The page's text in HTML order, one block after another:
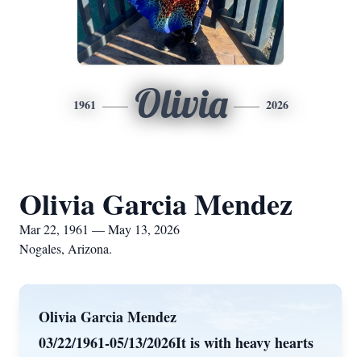
1961 Olivia 2026
Olivia Garcia Mendez
Mar 22, 1961 — May 13, 2026
Nogales, Arizona.
Olivia Garcia Mendez
03/22/1961-05/13/2026It is with heavy hearts